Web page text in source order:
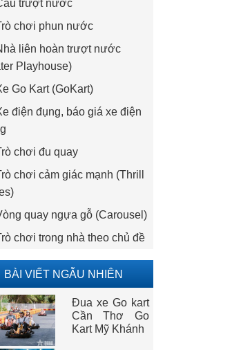
trượt nước
chơi phun nước
liên hoàn trượt nước
Playhouse)
Go Kart (GoKart)
điện đụng, báo giá xe điện
chơi đu quay
chơi cảm giác mạnh (Thrill
quay ngựa gỗ (Carousel)
chơi trong nhà theo chủ đề
BÀI VIẾT NGẪU NHIÊN
Đua xe Go kart
Cần Thơ Go
Kart Mỹ Khánh